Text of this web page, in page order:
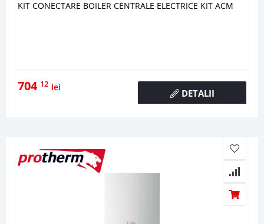
KIT CONECTARE BOILER CENTRALE ELECTRICE KIT ACM
704 12 lei
DETALII